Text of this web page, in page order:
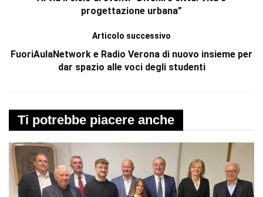
progettazione urbana”
Articolo successivo
FuoriAulaNetwork e Radio Verona di nuovo insieme per
dar spazio alle voci degli studenti
Ti potrebbe piacere anche